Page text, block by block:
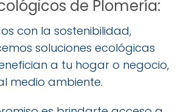
de Plomería:
con la sostenibilidad,
soluciones ecológicas
a tu hogar o negocio,
medio ambiente.